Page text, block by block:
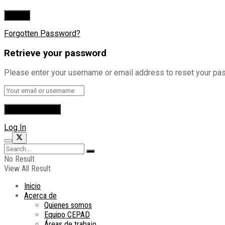
Forgotten Password?
Retrieve your password
Please enter your username or email address to reset your
Log In
No Result
View All Result
Inicio
Acerca de
Quienes somos
Equipo CEPAD